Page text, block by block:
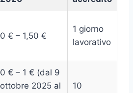
0 € – 1,50 €
1 giorno
lavorativo
0 € – 1 € (dal 9
ottobre 2025 al
10